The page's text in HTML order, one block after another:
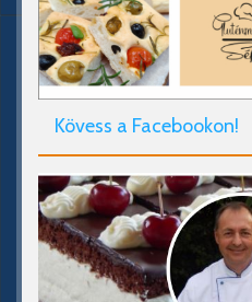
Kövess a Facebookon!